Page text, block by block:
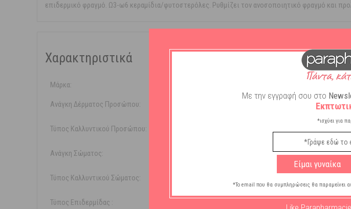
επιδερμικό φραγμό. Ω3-ω6 κεραμίδια/φυτοστερόλες. Ρυθμίζει τον ανοσοποιητικό φραγμό και
Χαρακτηριστικά
Μάρκα:
Ανάγκη Δέρματος Προσώπου:
Τύπος Καλλυντικού Προσώπου:
Ανάγκη Σώματος:
Τύπος Καλλυντικού Σώματος:
Τύπος Επιδερμίδας :
Με την εγγραφή σου στο
*ισχύει για
Είμαι γυναίκα
*Το email που θα συμπληρώσεις θα παραμείνει